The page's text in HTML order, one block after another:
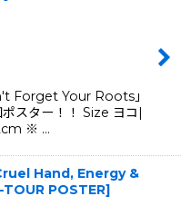
Forget Your Roots」
スター！！ Size ヨコ|
※ …
Hand, Energy &
TOUR POSTER]